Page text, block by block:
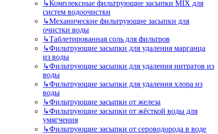
↳Комплексные фильтрующие засыпки MIX для
систем водоочистки
↳Механические фильтрующие засыпки для
очистки воды
↳Таблетированная соль для фильтров
↳Фильтрующие засыпки для удаления марганца
из воды
↳Фильтрующие засыпки для удаления нитратов из
воды
↳Фильтрующие засыпки для удаления хлора из
воды
↳Фильтрующие засыпки от железа
↳Фильтрующие засыпки от жёсткой воды для
умягчения
↳Фильтрующие засыпки от сероводорода в воде